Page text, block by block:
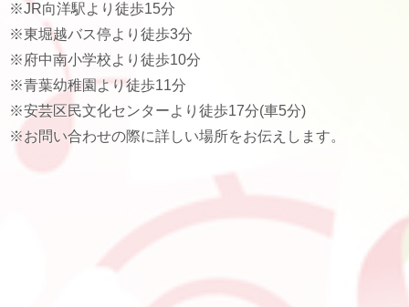
※JR向洋駅より徒歩15分
※東堀越バス停より徒歩3分
※府中南小学校より徒歩10分
※青葉幼稚園より徒歩11分
※安芸区民文化センターより徒歩17分(車5分)
※お問い合わせの際に詳しい場所をお伝えします。